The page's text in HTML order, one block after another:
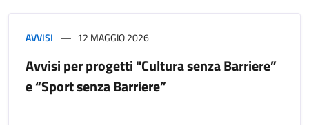
AVVISI 12 MAGGIO 2026
Avvisi per progetti "Cultura senza Barriere”
e “Sport senza Barriere”